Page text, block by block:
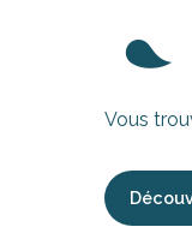
Martin-de-Ré
Giraudeau - Marché
Richard Maryleine B
Le Moulin des
Proust Michel -
Reglin Bernier
Maison de
Vous